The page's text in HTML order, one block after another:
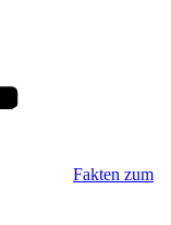
Fakten zum